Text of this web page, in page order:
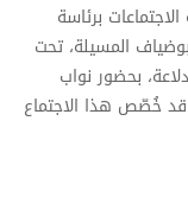
06 جانفي 2026 بقاعة الاجتماعات برئاسة
المسيلة، تحت
بحضور نواب
خُصّص هذا الاجتماع